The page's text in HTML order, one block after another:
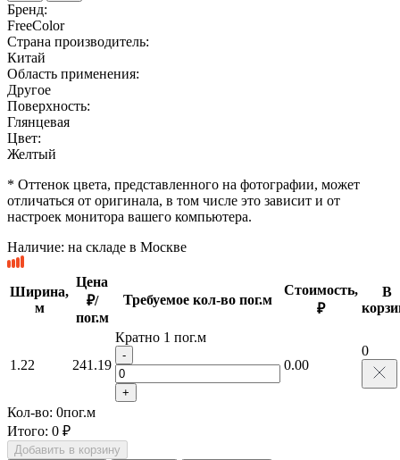
Бренд:
FreeColor
Страна производитель:
Китай
Область применения:
Другое
Поверхность:
Глянцевая
Цвет:
Желтый
* Оттенок цвета, представленного на фотографии, может
отличаться от оригинала, в том числе это зависит и от
настроек монитора вашего компьютера.
Наличие: на складе в Москве
Ширина,
м
Цена
₽/
пог.м
Требуемое кол-во пог.м
Стоимость,
₽
В
1.22 241.19
Кратно 1 пог.м
-
+
0.00
0
Кол-во: 0пог.м
Итого: 0 ₽
Добавить в корзину